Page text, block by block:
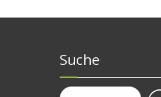
Suche
Suchen